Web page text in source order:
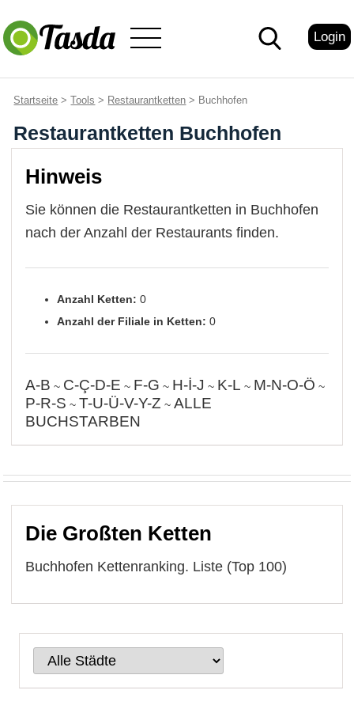
Login
Startseite >Tools > Restaurantketten > Buchhofen
Restaurantketten Buchhofen
Hinweis
Sie können die Restaurantketten in Buchhofen
nach der Anzahl der Restaurants finden.
Anzahl Ketten: 0
Anzahl der Filiale in Ketten: 0
A-B ~ C-Ç-D-E ~ F-G ~ H-İ-J ~ K-L ~ M-N-O-Ö ~
P-R-S ~ T-U-Ü-V-Y-Z ~ALLE
BUCHSTARBEN
Die Großten Ketten
Buchhofen Kettenranking. Liste (Top 100)